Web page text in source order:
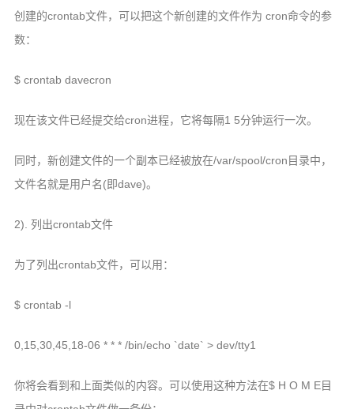
创建的crontab文件，可以把这个新创建的文件作为 cron命令的参
数：
$ crontab davecron
现在该文件已经提交给cron进程，它将每隔1 5分钟运行一次。
同时，新创建文件的一个副本已经被放在/var/spool/cron目录中，
文件名就是用户名(即dave)。
2). 列出crontab文件
为了列出crontab文件，可以用：
$ crontab -l
0,15,30,45,18-06 * * * /bin/echo `date` > dev/tty1
你将会看到和上面类似的内容。可以使用这种方法在$ H O M E目